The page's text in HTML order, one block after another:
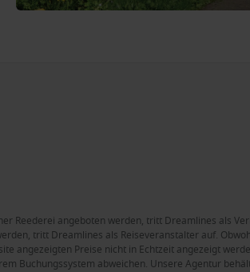
Reederei angeboten werden, tritt Dreamlines als
tritt Dreamlines als Reiseveranstalter auf.
angezeigten Preise nicht in Echtzeit angezeigt
Buchungssystem abweichen. Unsere Agentur